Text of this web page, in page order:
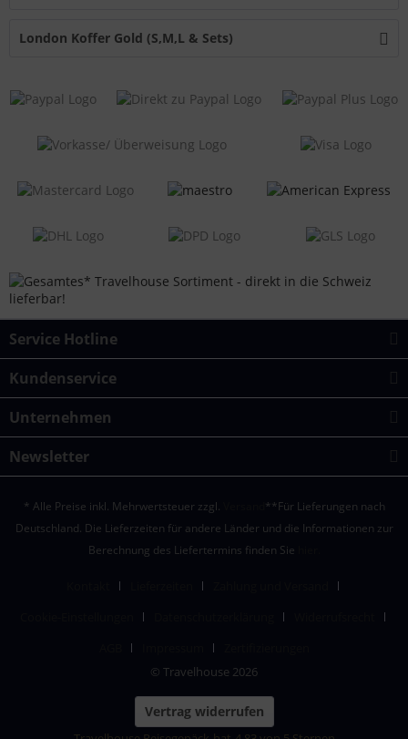
London Koffer Gold (S,M,L & Sets)
Service Hotline
Kundenservice
Unternehmen
Newsletter
* Alle Preise inkl. Mehrwertsteuer zzgl.
**Für Lieferungen nach
Deutschland. Die Lieferzeiten für andere Länder und die Informationen zur
Berechnung des Liefertermins finden Sie
© Travelhouse 2026
Vertrag widerrufen